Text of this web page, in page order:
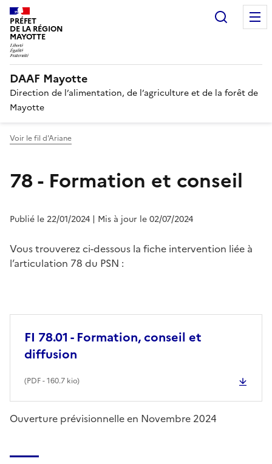
PRÉFET
DE LA RÉGION
MAYOTTE
DAAF Mayotte
Direction de l’alimentation, de l’agriculture et de la forêt de
Mayotte
Voir le fil d'Ariane
78 - Formation et conseil
Publié le 22/01/2024 | Mis à jour le 02/07/2024
Vous trouverez ci-dessous la fiche intervention liée à
l’articulation 78 du PSN :
FI 78.01 - Formation, conseil et
diffusion
(PDF- 160.7 kio)
Ouverture prévisionnelle en Novembre 2024